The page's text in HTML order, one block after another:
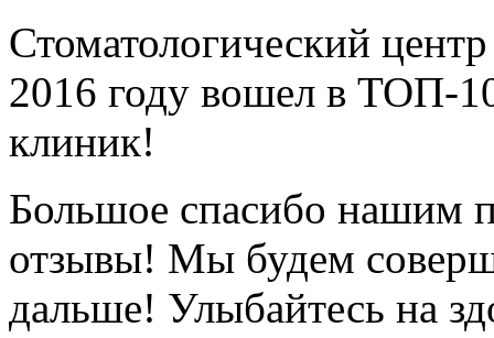
Стоматологический
2016 году вошел в ТОП-
клиник!
Большое спасибо нашим
отзывы! Мы будем
дальше! Улыбайтесь на